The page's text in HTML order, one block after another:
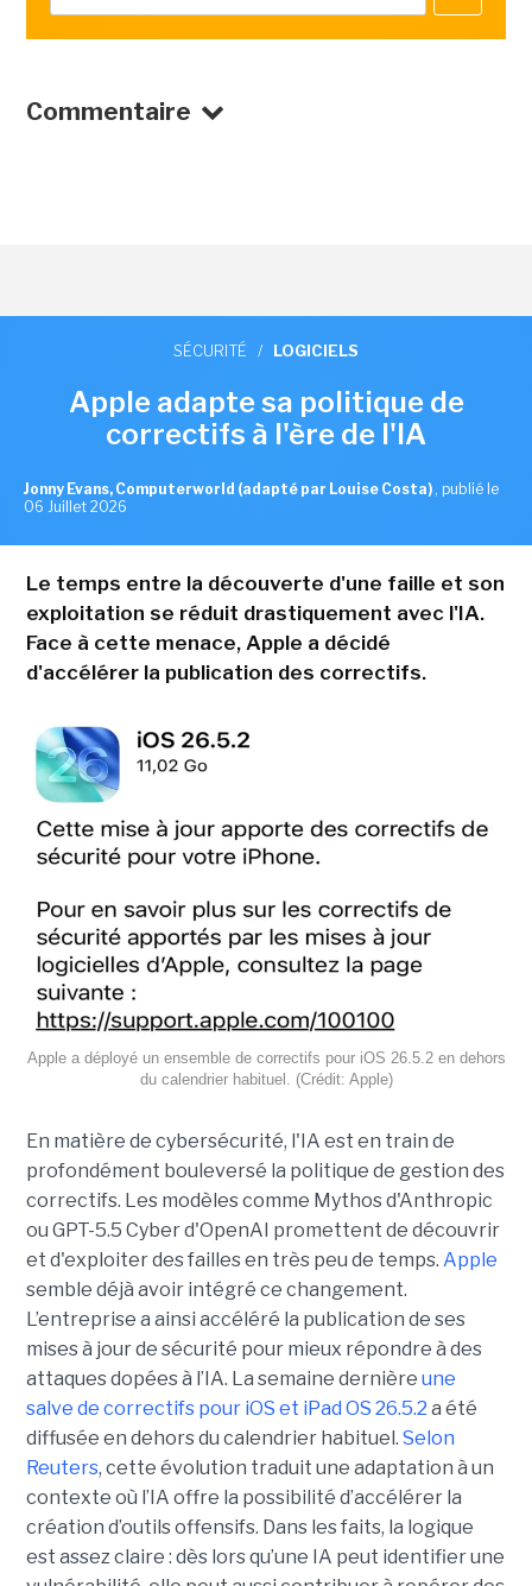
Commentaire
SÉCURITÉ / LOGICIELS
Apple adapte sa politique de
correctifs à l'ère de l'IA
Jonny Evans, Computerworld (adapté par Louise Costa) , publié le
06 Juillet 2026
Le temps entre la découverte d'une faille et son
exploitation se réduit drastiquement avec l'IA.
Face à cette menace, Apple a décidé
d'accélérer la publication des correctifs.
Apple a déployé un ensemble de correctifs pour iOS 26.5.2 en dehors
du calendrier habituel. (Crédit: Apple)
En matière de cybersécurité, l'IA est en train de
profondément bouleversé la politique de gestion des
correctifs. Les modèles comme Mythos d'Anthropic
ou GPT-5.5 Cyber d'OpenAI promettent de découvrir
et d'exploiter des failles en très peu de temps. Apple
semble déjà avoir intégré ce changement.
L’entreprise a ainsi accéléré la publication de ses
mises à jour de sécurité pour mieux répondre à des
attaques dopées à l’IA. La semaine dernière une
salve de correctifs pour iOS et iPad OS 26.5.2 a été
diffusée en dehors du calendrier habituel. Selon
Reuters, cette évolution traduit une adaptation à un
contexte où l’IA offre la possibilité d’accélérer la
création d’outils offensifs. Dans les faits, la logique
est assez claire : dès lors qu’une IA peut identifier une